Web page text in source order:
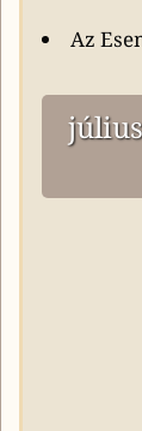
Az
július